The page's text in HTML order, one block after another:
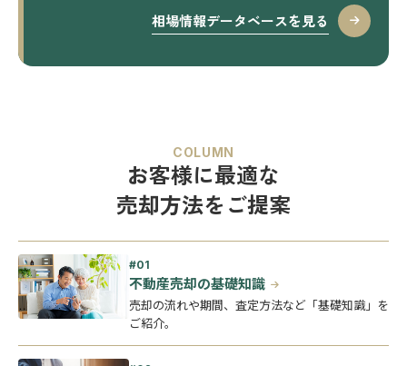
相場情報データベースを見る
COLUMN
お客様に最適な
売却方法をご提案
不動産売却の基礎知識
売却の流れや期間、査定方法など「基礎知識」を
ご紹介。